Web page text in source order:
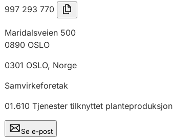
997 293 770
Maridalsveien 500
0890 OSLO
0301 OSLO, Norge
Samvirkeforetak
01.610 Tjenester tilknyttet planteproduksjon
Se e-post